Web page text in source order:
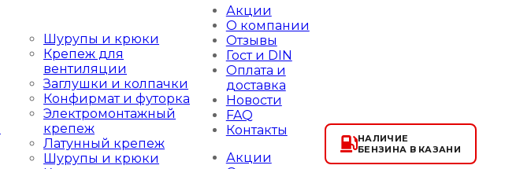
Шурупы и крюки
Крепеж для
вентиляции
Заглушки и колпачки
Конфирмат и футорка
Электромонтажный
крепеж
Латунный крепеж
Шурупы и крюки
Акции
О компании
Отзывы
Гост и DIN
Оплата и
доставка
Новости
FAQ
Контакты
Акции
НАЛИЧИЕ
БЕНЗИНА В КАЗАНИ